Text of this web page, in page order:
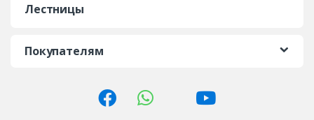
Лестницы
Покупателям